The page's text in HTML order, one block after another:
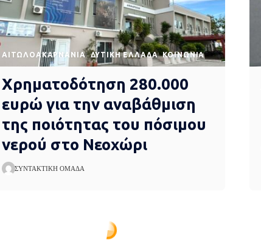
AΙΤΩΛΟΑΚΑΡΝΑΝΊΑ ΔΥΤΙΚΉ ΕΛΛΆΔΑ ΚΟΙΝΩΝΊΑ
Χρηματοδότηση 280.000
ευρώ για την αναβάθμιση
της ποιότητας του πόσιμου
νερού στο Νεοχώρι
ΣΥΝΤΑΚΤΙΚΉ ΟΜΆΔΑ